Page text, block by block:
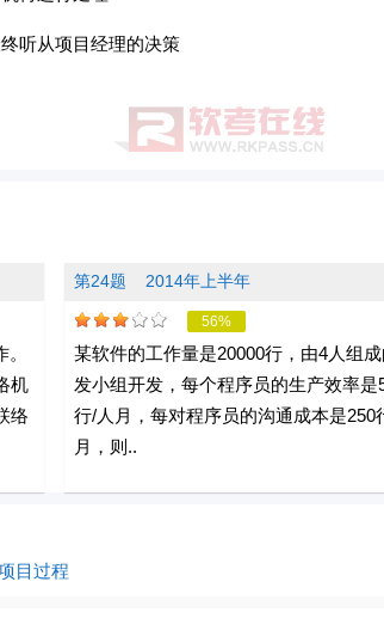
听从项目经理的决策
机
络
第24题 2014年上半年
56%
某软件的工作量是20000行，由4人组
发小组开发，每个程序员的生产效率是
行/人月，每对程序员的沟通成本是250
月，则..
目过程